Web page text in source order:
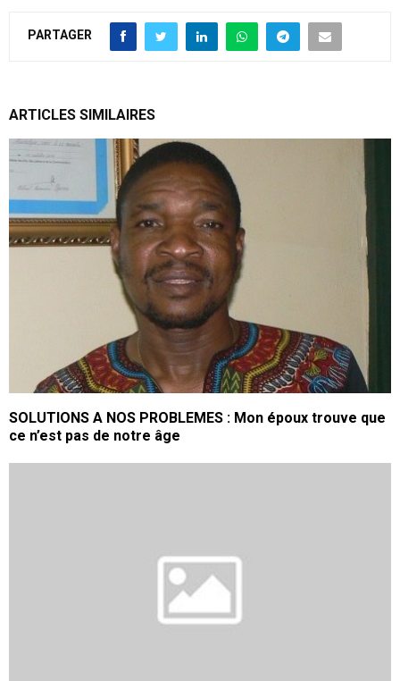
PARTAGER
ARTICLES SIMILAIRES
SOLUTIONS A NOS PROBLEMES : Mon époux trouve que
ce n’est pas de notre âge